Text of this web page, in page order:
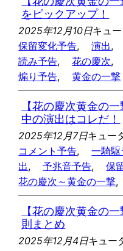
をピックアップ！
2025年12月10日キュ
保留変化予告, 演出,
読み予告, 花の慶次,
煽り予告, 黄金の一撃
【花の慶次黄金の
中の演出はコレだ！
2025年12月7日キュー
コメント予告,
一騎
出, 予兆音予告, 保
花の慶次～黄金の一撃,
【花の慶次黄金の
則まとめ
2025年12月4日キュー